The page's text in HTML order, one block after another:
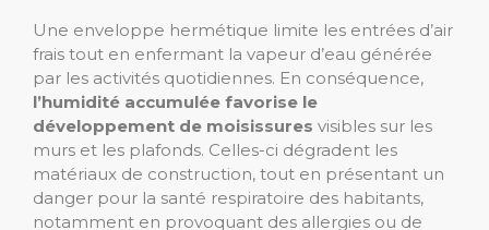
Une enveloppe hermétique limite les entrées d’air
frais tout en enfermant la vapeur d’eau générée
par les activités quotidiennes. En conséquence,
l’humidité accumulée favorise le
développement de moisissures visibles sur les
murs et les plafonds. Celles-ci dégradent les
matériaux de construction, tout en présentant un
danger pour la santé respiratoire des habitants,
notamment en provoquant des allergies ou de